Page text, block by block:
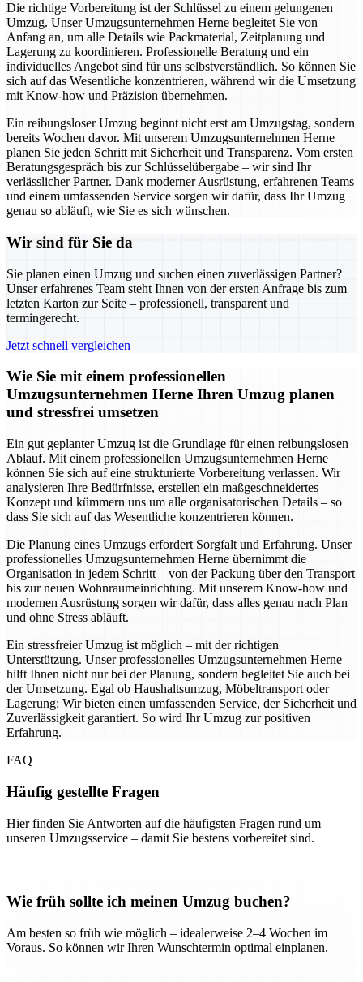
Die richtige Vorbereitung ist der Schlüssel zu einem gelungenen
Umzug. Unser Umzugsunternehmen Herne begleitet Sie von
Anfang an, um alle Details wie Packmaterial, Zeitplanung und
Lagerung zu koordinieren. Professionelle Beratung und ein
individuelles Angebot sind für uns selbstverständlich. So können Sie
sich auf das Wesentliche konzentrieren, während wir die Umsetzung
mit Know-how und Präzision übernehmen.
Ein reibungsloser Umzug beginnt nicht erst am Umzugstag, sondern
bereits Wochen davor. Mit unserem Umzugsunternehmen Herne
planen Sie jeden Schritt mit Sicherheit und Transparenz. Vom ersten
Beratungsgespräch bis zur Schlüsselübergabe – wir sind Ihr
verlässlicher Partner. Dank moderner Ausrüstung, erfahrenen Teams
und einem umfassenden Service sorgen wir dafür, dass Ihr Umzug
genau so abläuft, wie Sie es sich wünschen.
Wir sind für Sie da
Sie planen einen Umzug und suchen einen zuverlässigen Partner?
Unser erfahrenes Team steht Ihnen von der ersten Anfrage bis zum
letzten Karton zur Seite – professionell, transparent und
termingerecht.
Jetzt schnell vergleichen
Wie Sie mit einem professionellen
Umzugsunternehmen Herne Ihren Umzug planen
und stressfrei umsetzen
Ein gut geplanter Umzug ist die Grundlage für einen reibungslosen
Ablauf. Mit einem professionellen Umzugsunternehmen Herne
können Sie sich auf eine strukturierte Vorbereitung verlassen. Wir
analysieren Ihre Bedürfnisse, erstellen ein maßgeschneidertes
Konzept und kümmern uns um alle organisatorischen Details – so
dass Sie sich auf das Wesentliche konzentrieren können.
Die Planung eines Umzugs erfordert Sorgfalt und Erfahrung. Unser
professionelles Umzugsunternehmen Herne übernimmt die
Organisation in jedem Schritt – von der Packung über den Transport
bis zur neuen Wohnraumeinrichtung. Mit unserem Know-how und
modernen Ausrüstung sorgen wir dafür, dass alles genau nach Plan
und ohne Stress abläuft.
Ein stressfreier Umzug ist möglich – mit der richtigen
Unterstützung. Unser professionelles Umzugsunternehmen Herne
hilft Ihnen nicht nur bei der Planung, sondern begleitet Sie auch bei
der Umsetzung. Egal ob Haushaltsumzug, Möbeltransport oder
Lagerung: Wir bieten einen umfassenden Service, der Sicherheit und
Zuverlässigkeit garantiert. So wird Ihr Umzug zur positiven
Erfahrung.
FAQ
Häufig gestellte Fragen
Hier finden Sie Antworten auf die häufigsten Fragen rund um
unseren Umzugsservice – damit Sie bestens vorbereitet sind.
Wie früh sollte ich meinen Umzug buchen?
Am besten so früh wie möglich – idealerweise 2–4 Wochen im
Voraus. So können wir Ihren Wunschtermin optimal einplanen.